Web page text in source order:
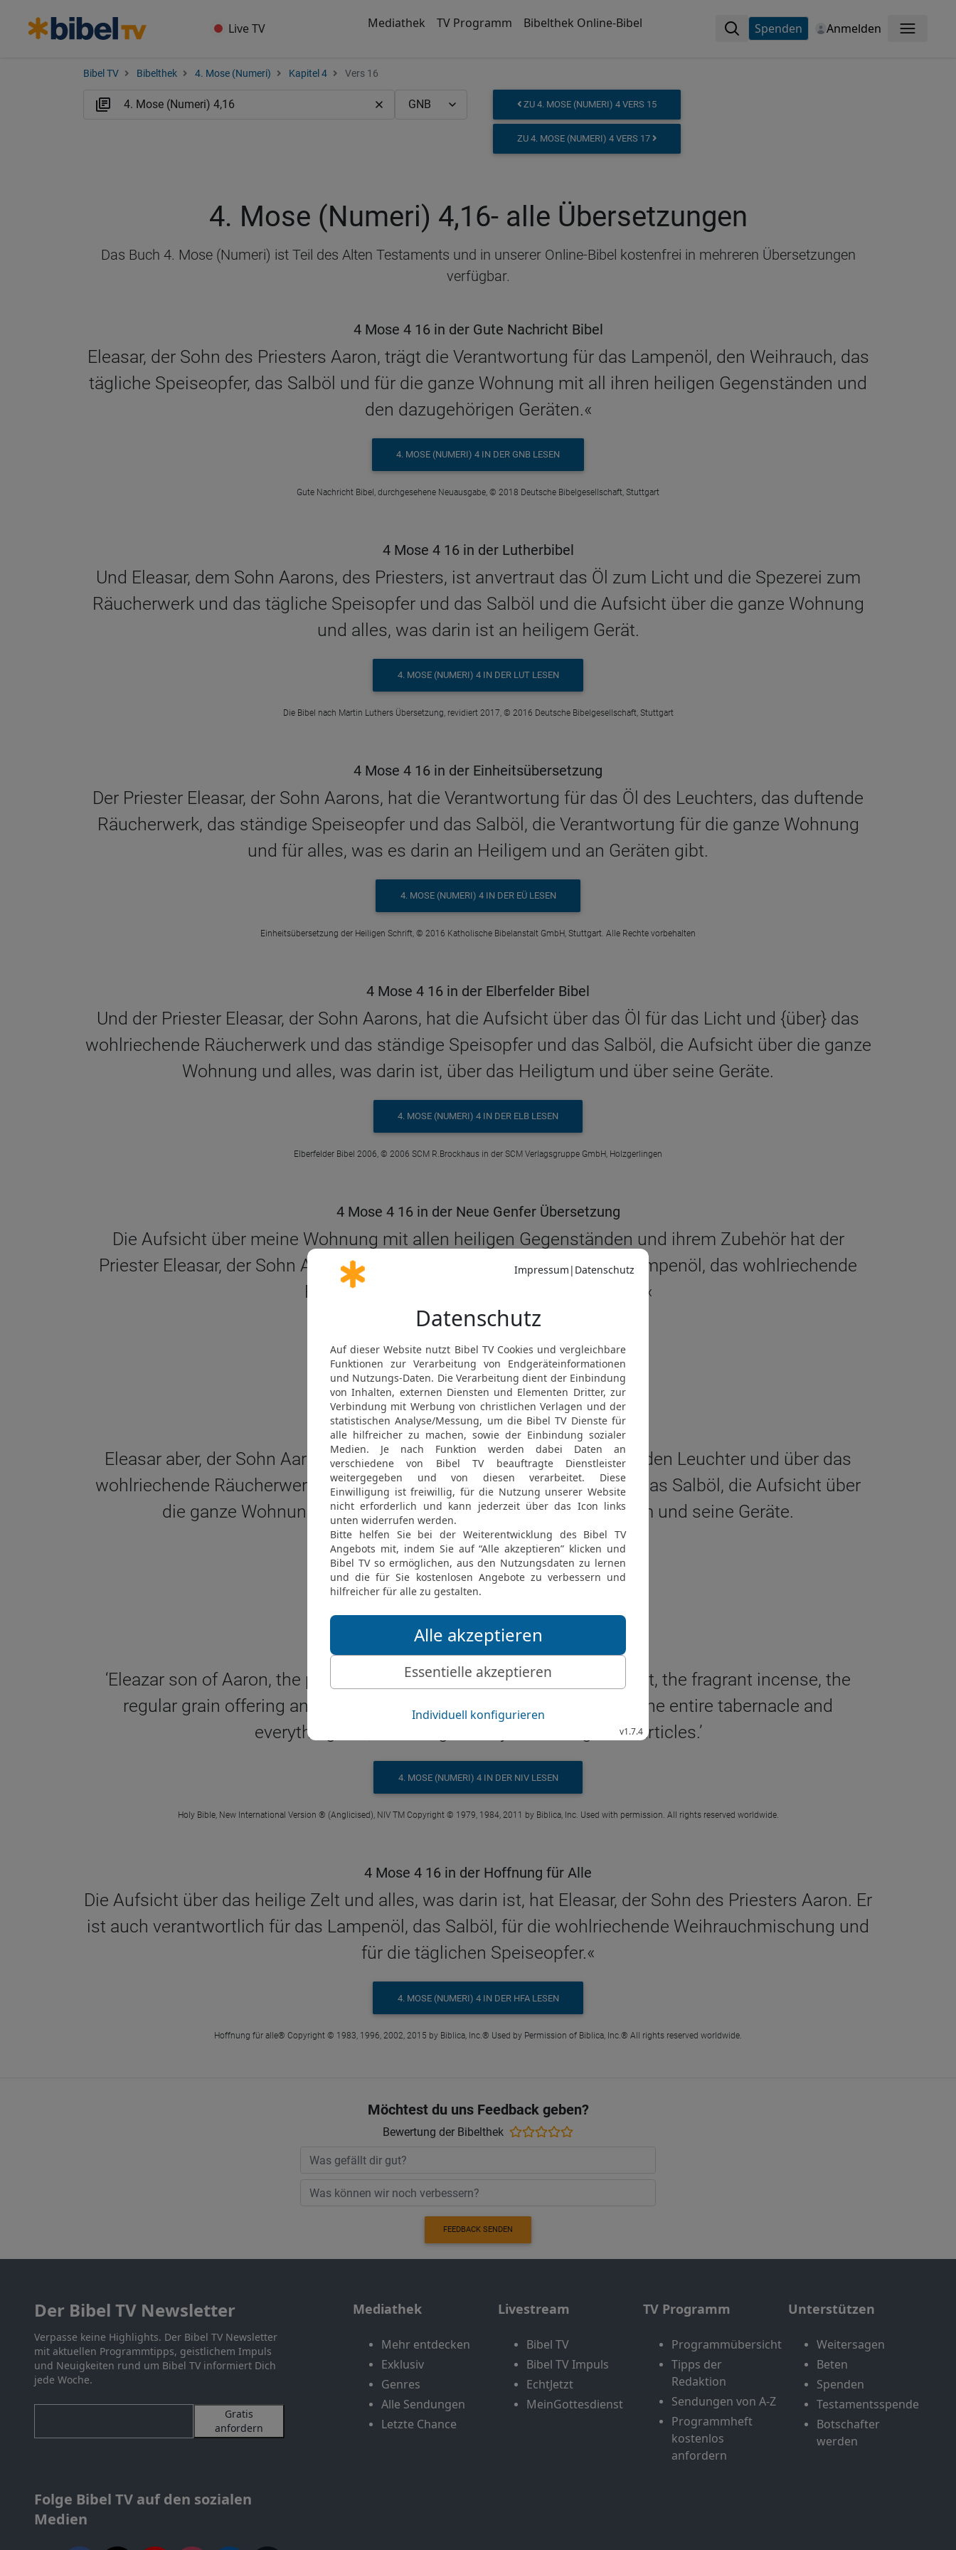
Live TV Mediathek TV Programm Bibelthek Online-Bibel Spenden Anmelden Menü
Bibel TV Bibelthek 4. Mose (Numeri) Kapitel 4 Vers 16
ZU 4. MOSE (NUMERI) 4 VERS 15
ZU 4. MOSE (NUMERI) 4 VERS 17
4. Mose (Numeri) 4,16- alle Übersetzungen
Das Buch 4. Mose (Numeri) ist Teil des Alten Testaments und in unserer Online-Bibel kostenfrei in mehreren Übersetzungen
verfügbar.
4 Mose 4 16 in der Gute Nachricht Bibel
Eleasar, der Sohn des Priesters Aaron, trägt die Verantwortung für das Lampenöl, den Weihrauch, das
tägliche Speiseopfer, das Salböl und für die ganze Wohnung mit all ihren heiligen Gegenständen und
den dazugehörigen Geräten.«
4. MOSE (NUMERI) 4 IN DER GNB LESEN
Gute Nachricht Bibel, durchgesehene Neuausgabe, © 2018 Deutsche Bibelgesellschaft, Stuttgart
4 Mose 4 16 in der Lutherbibel
Und Eleasar, dem Sohn Aarons, des Priesters, ist anvertraut das Öl zum Licht und die Spezerei zum
Räucherwerk und das tägliche Speisopfer und das Salböl und die Aufsicht über die ganze Wohnung
und alles, was darin ist an heiligem Gerät.
4. MOSE (NUMERI) 4 IN DER LUT LESEN
Die Bibel nach Martin Luthers Übersetzung, revidiert 2017, © 2016 Deutsche Bibelgesellschaft, Stuttgart
4 Mose 4 16 in der Einheitsübersetzung
Der Priester Eleasar, der Sohn Aarons, hat die Verantwortung für das Öl des Leuchters, das duftende
Räucherwerk, das ständige Speiseopfer und das Salböl, die Verantwortung für die ganze Wohnung
und für alles, was es darin an Heiligem und an Geräten gibt.
4. MOSE (NUMERI) 4 IN DER EÜ LESEN
Einheitsübersetzung der Heiligen Schrift, © 2016 Katholische Bibelanstalt GmbH, Stuttgart. Alle Rechte vorbehalten
4 Mose 4 16 in der Elberfelder Bibel
Und der Priester Eleasar, der Sohn Aarons, hat die Aufsicht über das Öl für das Licht und {über} das
wohlriechende Räucherwerk und das ständige Speisopfer und das Salböl, die Aufsicht über die ganze
Wohnung und alles, was darin ist, über das Heiligtum und über seine Geräte.
4. MOSE (NUMERI) 4 IN DER ELB LESEN
Elberfelder Bibel 2006, © 2006 SCM R.Brockhaus in der SCM Verlagsgruppe GmbH, Holzgerlingen
4 Mose 4 16 in der Neue Genfer Übersetzung
Die Aufsicht über meine Wohnung mit allen heiligen Gegenständen und ihrem Zubehör hat der
Priester Eleasar, der Sohn Aarons. Er ist auch verantwortlich für das Lampenöl, das wohlriechende
Räucherwerk und die täglichen Speiseopfer.«
© Genfer Bibelgesellschaft / Deutsche Bibelgesellschaft, Stuttgart
4 Mose 4 16 in der Schlachter 2000
Eleasar aber, der Sohn Aarons, soll die Aufsicht haben über das Öl für den Leuchter und über das
wohlriechende Räucherwerk und über das beständige Speisopfer und das Salböl, die Aufsicht über
die ganze Wohnung und alles, was darin ist, über das Heiligtum und seine Geräte.
4. MOSE (NUMERI) 4 IN DER SLT LESEN
© 2000 Genfer Bibelgesellschaft
4 Mose 4 16 in der New International Version
‘Eleazar son of Aaron, the priest, is to have charge of the oil for the light, the fragrant incense, the
regular grain offering and the anointing oil. He is to be in charge of the entire tabernacle and
everything in it, including its holy furnishings and articles.’
4. MOSE (NUMERI) 4 IN DER NIV LESEN
Holy Bible, New International Version ® (Anglicised), NIV TM Copyright © 1979, 1984, 2011 by Biblica, Inc. Used with permission. All rights reserved worldwide.
4 Mose 4 16 in der Hoffnung für Alle
Die Aufsicht über das heilige Zelt und alles, was darin ist, hat Eleasar, der Sohn des Priesters Aaron. Er
ist auch verantwortlich für das Lampenöl, das Salböl, für die wohlriechende Weihrauchmischung und
für die täglichen Speiseopfer.«
4. MOSE (NUMERI) 4 IN DER HFA LESEN
Hoffnung für alle® Copyright © 1983, 1996, 2002, 2015 by Biblica, Inc.® Used by Permission of Biblica, Inc.® All rights reserved worldwide.
Möchtest du uns Feedback geben?
Bewertung der Bibelthek
FEEDBACK SENDEN
Der Bibel TV Newsletter
Verpasse keine Highlights. Der Bibel TV Newsletter
mit aktuellen Programmtipps, geistlichem Impuls
und Neuigkeiten rund um Bibel TV informiert Dich
jede Woche.
Gratis
anfordern
Folge Bibel TV auf den sozialen
Medien
Mediathek
Mehr entdecken
Exklusiv
Genres
Alle Sendungen
Letzte Chance
Livestream
Bibel TV
Bibel TV Impuls
EchtJetzt
MeinGottesdienst
TV Programm
Programmübersicht
Tipps der
Redaktion
Sendungen von A-Z
Programmheft
kostenlos
anfordern
Unterstützen
Weitersagen
Beten
Spenden
Testamentsspende
Botschafter
werden